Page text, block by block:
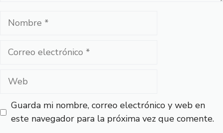
Nombre
Correo
Web
Guarda mi nombre, correo electrónico y web en
este navegador para la próxima vez que comente.